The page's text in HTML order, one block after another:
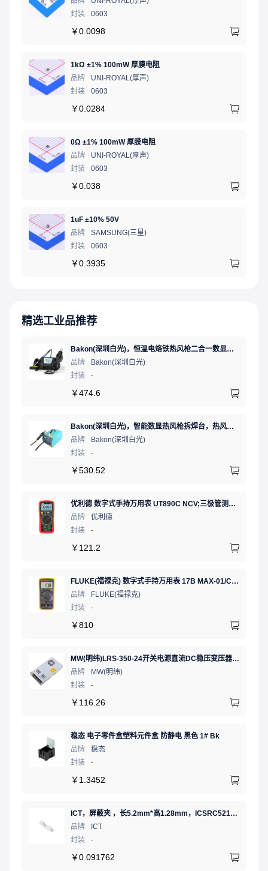
封装
0603
￥0.0098
1kΩ ±1% 100mW 厚膜电阻
品牌
UNI-ROYAL(厚声)
封装
0603
￥0.0284
0Ω ±1% 100mW 厚膜电阻
品牌
UNI-ROYAL(厚声)
封装
0603
￥0.038
1uF ±10% 50V
品牌
SAMSUNG(三星)
封装
0603
￥0.3935
精选工业品推荐
Bakon(深圳白光)，恒温电烙铁热风枪二合一数显可调温大功率无铅拆焊台，BK881（新老款交替发货）
品牌
Bakon(深圳白光)
封装
-
￥474.6
Bakon(深圳白光)，智能数显热风枪拆焊台，热风焊台，BK870A
品牌
Bakon(深圳白光)
封装
-
￥530.52
优利德 数字式手持万用表 UT890C NCV;三极管测试;二极管测试;火线辨别;真有效值;通断测试
品牌
优利德
封装
-
￥ 121.2
FLUKE(福禄克) 数字式手持万用表 17B MAX-01/CN 二极管测试;相对值;通断测试
品牌
FLUKE(福禄克)
封装
-
￥810
MW(明纬)LRS-350-24开关电源直流DC稳压变压器监控24V 14.6A
品牌
MW(明纬)
封装
-
￥ 116.26
稳态 电子零件盒塑料元件盒 防静电 黑色 1# Bk
品牌
稳态
封装
-
￥ 1.3452
ICT，屏蔽夹 ，长5.2mm*高1.28mm，ICSRC52128SFR
品牌
ICT
封装
-
￥0.091762